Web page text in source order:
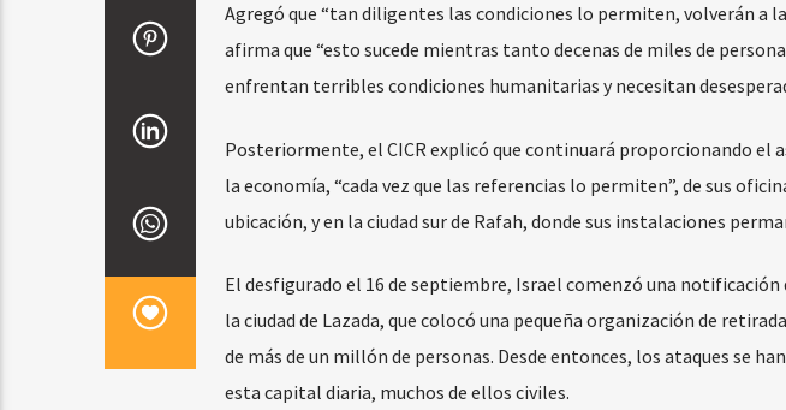
Agregó que “tan diligentes las condiciones lo permiten, volverán a
afirma que “esto sucede mientras tanto decenas de miles de
enfrentan terribles condiciones humanitarias y necesitan
Posteriormente, el CICR explicó que continuará proporcionando el
la economía, “cada vez que las referencias lo permiten”, de sus
ubicación, y en la ciudad sur de Rafah, donde sus instalaciones
El desfigurado el 16 de septiembre, Israel comenzó una
la ciudad de Lazada, que colocó una pequeña organización de
de más de un millón de personas. Desde entonces, los ataques se
esta capital diaria, muchos de ellos civiles.